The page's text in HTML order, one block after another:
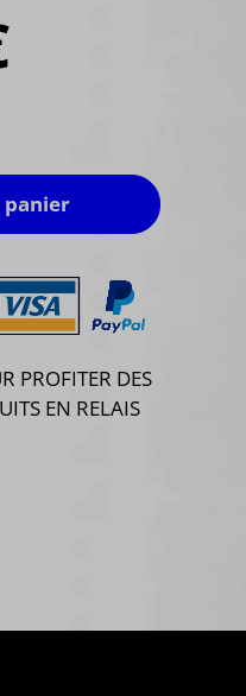
panier
PROFITER DES
EN RELAIS